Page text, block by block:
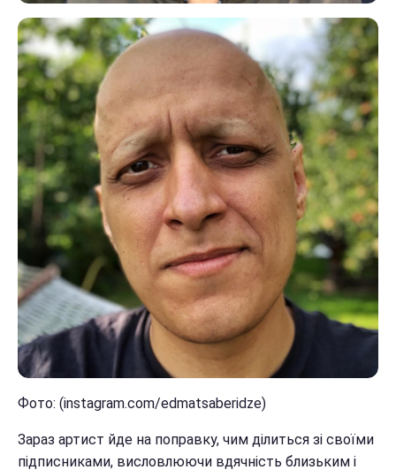
Фото: (instagram.com/edmatsaberidze)
Зараз артист йде на поправку, чим ділиться зі своїми
підписниками, висловлюючи вдячність близьким і